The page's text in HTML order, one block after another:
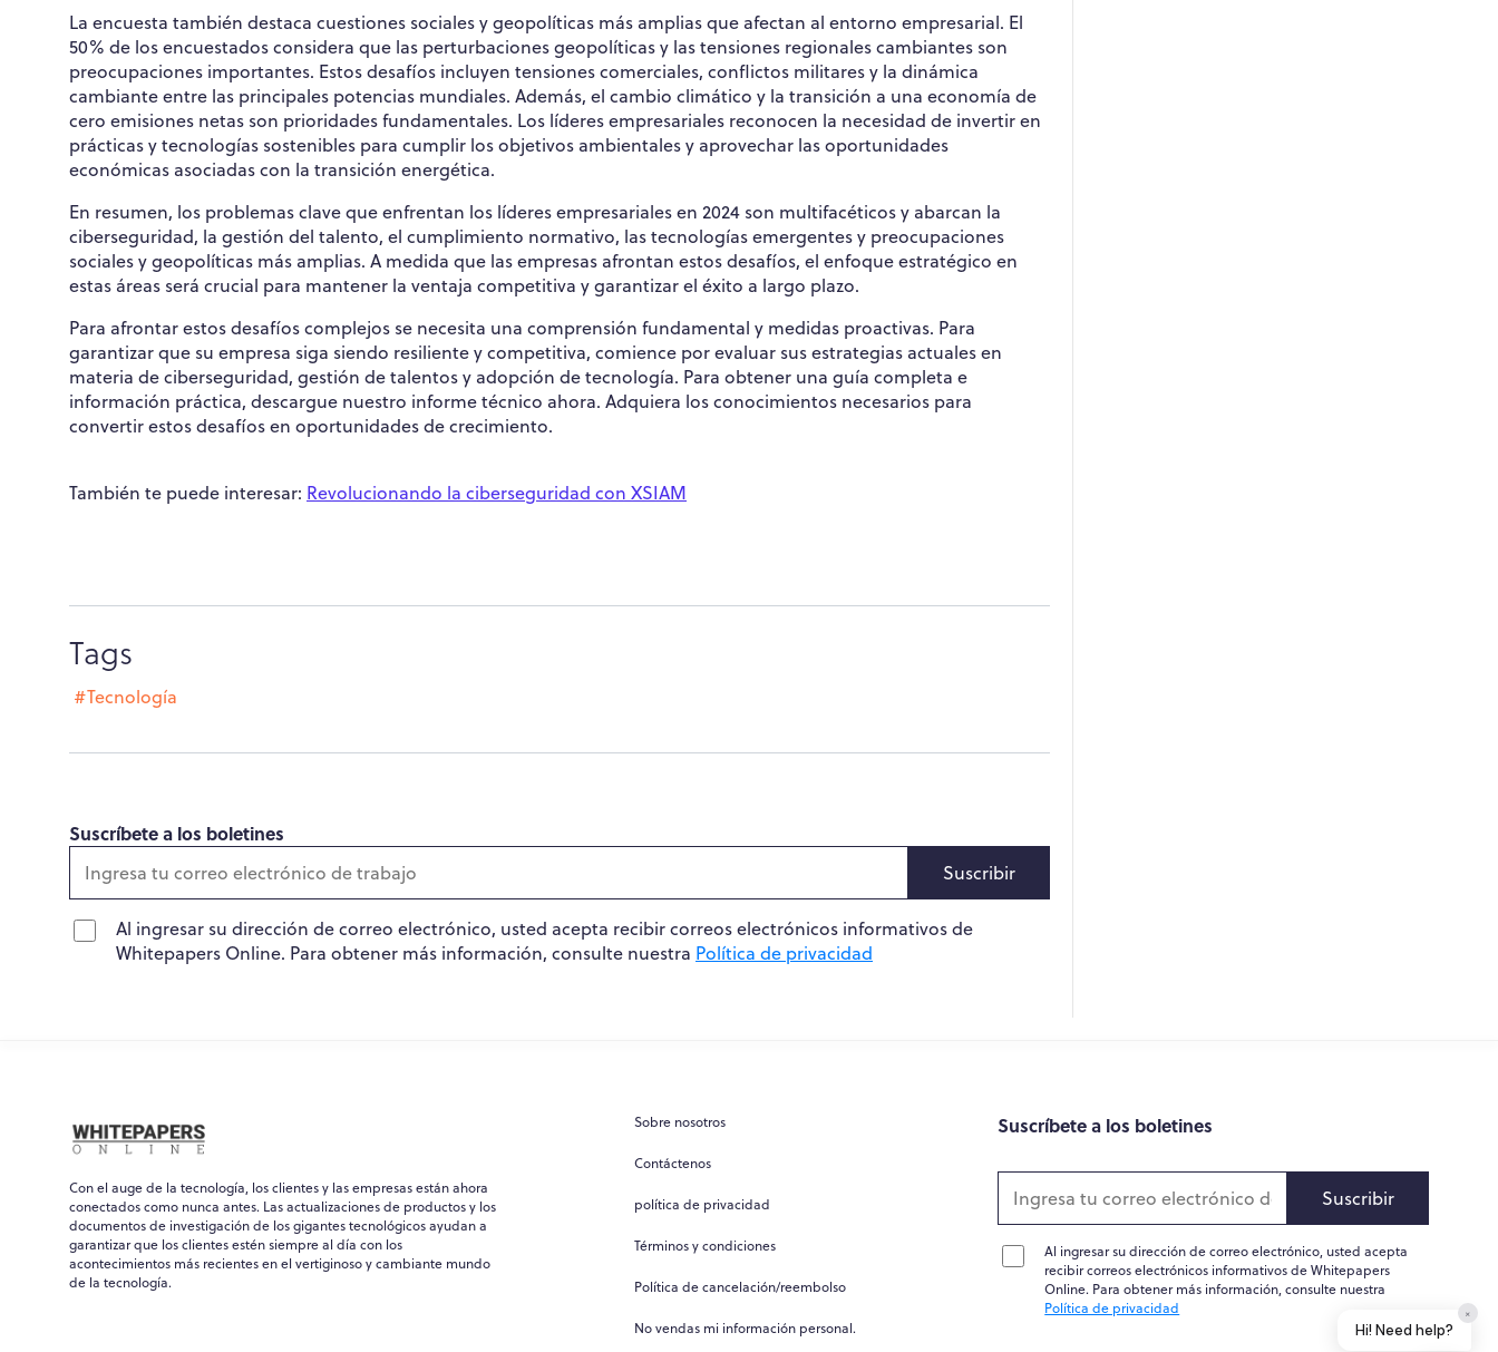
La encuesta también destaca cuestiones sociales y geopolíticas más amplias que afectan al entorno empresarial. El
50% de los encuestados considera que las perturbaciones geopolíticas y las tensiones regionales cambiantes son
preocupaciones importantes. Estos desafíos incluyen tensiones comerciales, conflictos militares y la dinámica
cambiante entre las principales potencias mundiales. Además, el cambio climático y la transición a una economía de
cero emisiones netas son prioridades fundamentales. Los líderes empresariales reconocen la necesidad de invertir en
prácticas y tecnologías sostenibles para cumplir los objetivos ambientales y aprovechar las oportunidades
económicas asociadas con la transición energética.
En resumen, los problemas clave que enfrentan los líderes empresariales en 2024 son multifacéticos y abarcan la
ciberseguridad, la gestión del talento, el cumplimiento normativo, las tecnologías emergentes y preocupaciones
sociales y geopolíticas más amplias. A medida que las empresas afrontan estos desafíos, el enfoque estratégico en
estas áreas será crucial para mantener la ventaja competitiva y garantizar el éxito a largo plazo.
Para afrontar estos desafíos complejos se necesita una comprensión fundamental y medidas proactivas. Para
garantizar que su empresa siga siendo resiliente y competitiva, comience por evaluar sus estrategias actuales en
materia de ciberseguridad, gestión de talentos y adopción de tecnología. Para obtener una guía completa e
información práctica, descargue nuestro informe técnico ahora. Adquiera los conocimientos necesarios para
convertir estos desafíos en oportunidades de crecimiento.
También te puede interesar: Revolucionando la ciberseguridad con XSIAM
Tags
#Tecnología
Suscríbete a los boletines
Suscribir
Al ingresar su dirección de correo electrónico, usted acepta recibir correos electrónicos informativos de
Whitepapers Online. Para obtener más información, consulte nuestra Política de privacidad
Con el auge de la tecnología, los clientes y las empresas están ahora
conectados como nunca antes. Las actualizaciones de productos y los
documentos de investigación de los gigantes tecnológicos ayudan a
garantizar que los clientes estén siempre al día con los
acontecimientos más recientes en el vertiginoso y cambiante mundo
de la tecnología.
Sobre nosotros
Contáctenos
política de privacidad
Términos y condiciones
Política de cancelación/reembolso
No vendas mi información personal.
Suscríbete a los boletines
Suscribir
Al ingresar su dirección de correo electrónico, usted acepta
recibir correos electrónicos informativos de Whitepapers
Online. Para obtener más información, consulte nuestra
Política de privacidad
Hi! Need help?
×